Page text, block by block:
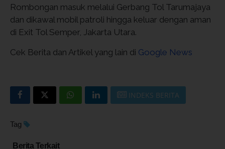
Rombongan masuk melalui Gerbang Tol Tarumajaya
dan dikawal mobil patroli hingga keluar dengan aman
di Exit Tol Semper, Jakarta Utara.
Cek Berita dan Artikel yang lain di Google News
INDEKS BERITA
Tag
Berita Terkait